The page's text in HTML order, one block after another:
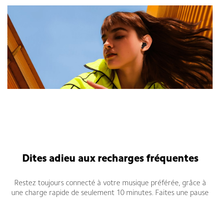
Dites adieu aux recharges fréquentes
Restez toujours connecté à votre musique préférée, grâce à
une charge rapide de seulement 10 minutes. Faites une pause